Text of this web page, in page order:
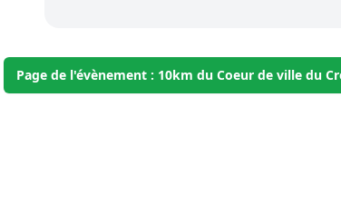
Page de l'évènement : 10km du Coeur de ville du